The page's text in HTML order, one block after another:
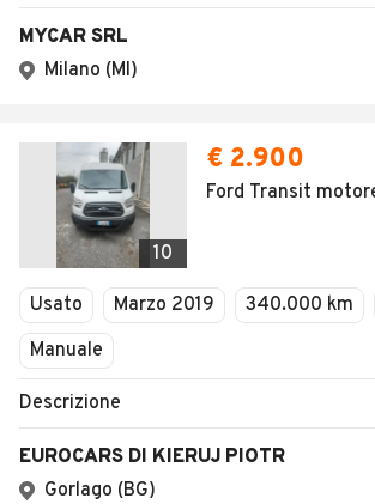
MYCAR SRL
Milano (MI)
10
€ 2.900
Ford Transit
Usato Marzo 2019 340.000 km
Manuale
Descrizione
EUROCARS DI KIERUJ PIOTR
Gorlago (BG)